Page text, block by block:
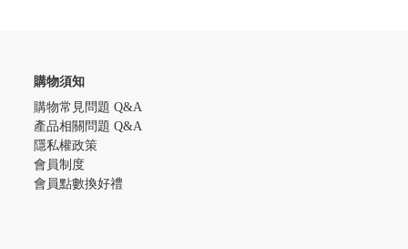
購物須知
購物常見問題 Q&A
產品相關問題 Q&A
隱私權政策
會員制度
會員點數換好禮